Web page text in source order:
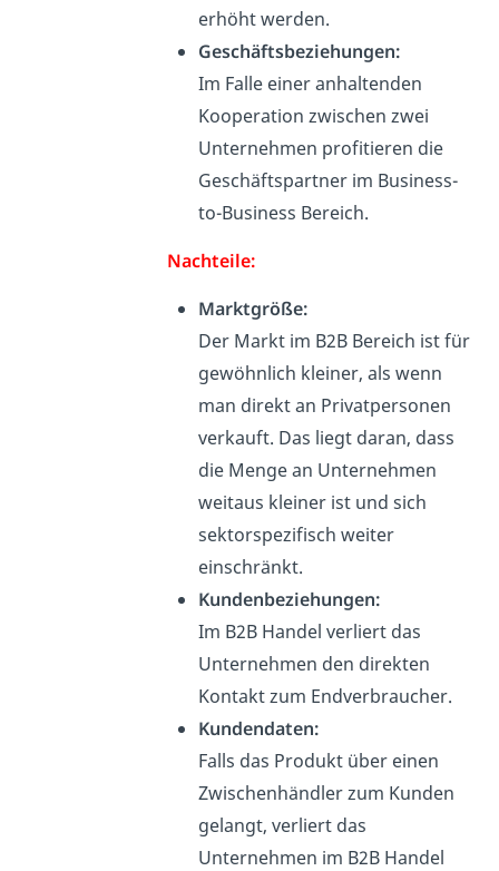
erhöht werden.
Geschäftsbeziehungen:
Im Falle einer anhaltenden
Kooperation zwischen zwei
Unternehmen profitieren die
Geschäftspartnerim Business-
to-Business Bereich.
Nachteile:
Marktgröße:
Der Markt im B2B Bereich ist für
gewöhnlich kleiner, als wenn
man direkt an Privatpersonen
verkauft. Das liegt daran, dass
die Menge an Unternehmen
weitaus kleiner ist und sich
sektorspezifisch weiter
einschränkt.
Kundenbeziehungen:
Im B2B Handel verliert das
Unternehmen den direkten
Kontakt zum Endverbraucher.
Kundendaten:
Falls das Produkt über einen
Zwischenhändlerzum Kunden
gelangt, verliert das
Unternehmen im B2B Handel